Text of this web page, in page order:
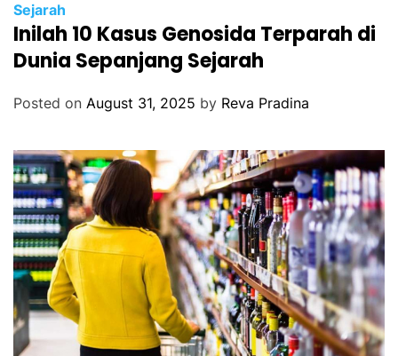
Sejarah
Inilah 10 Kasus Genosida Terparah di
Dunia Sepanjang Sejarah
Posted on August 31, 2025 by Reva Pradina